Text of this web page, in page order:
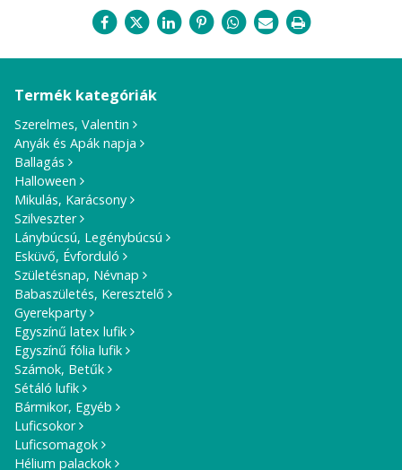
Termék kategóriák
Szerelmes, Valentin
Anyák és Apák napja
Ballagás
Halloween
Mikulás, Karácsony
Szilveszter
Lánybúcsú, Legénybúcsú
Esküvő, Évforduló
Születésnap, Névnap
Babaszületés, Keresztelő
Gyerekparty
Egyszínű latex lufik
Egyszínű fólia lufik
Számok, Betűk
Sétáló lufik
Bármikor, Egyéb
Luficsokor
Luficsomagok
Hélium palackok